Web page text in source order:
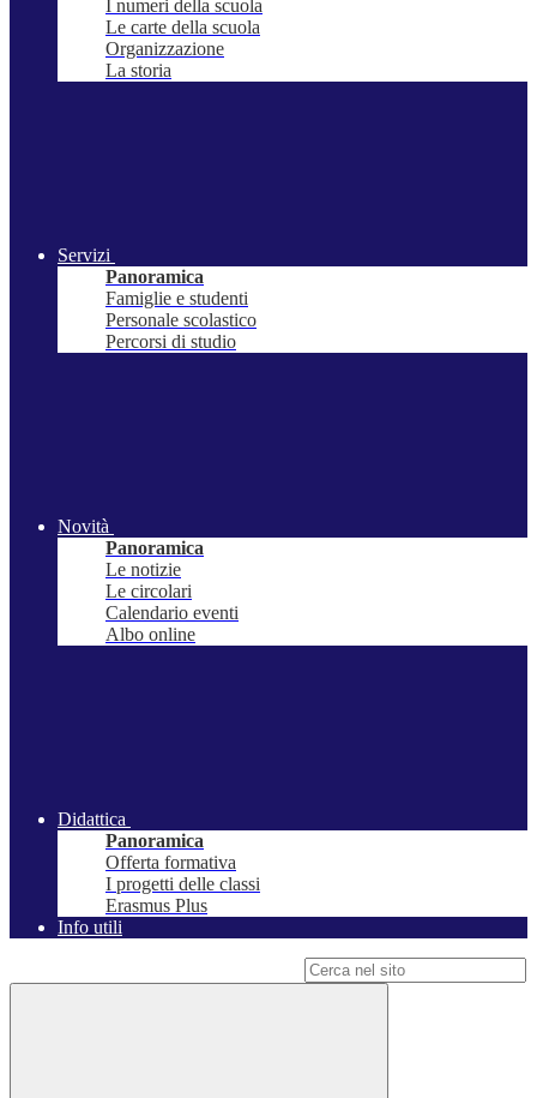
I numeri della scuola
Le carte della scuola
Organizzazione
La storia
Servizi
Panoramica
Famiglie e studenti
Personale scolastico
Percorsi di studio
Novità
Panoramica
Le notizie
Le circolari
Calendario eventi
Albo online
Didattica
Panoramica
Offerta formativa
I progetti delle classi
Erasmus Plus
Info utili